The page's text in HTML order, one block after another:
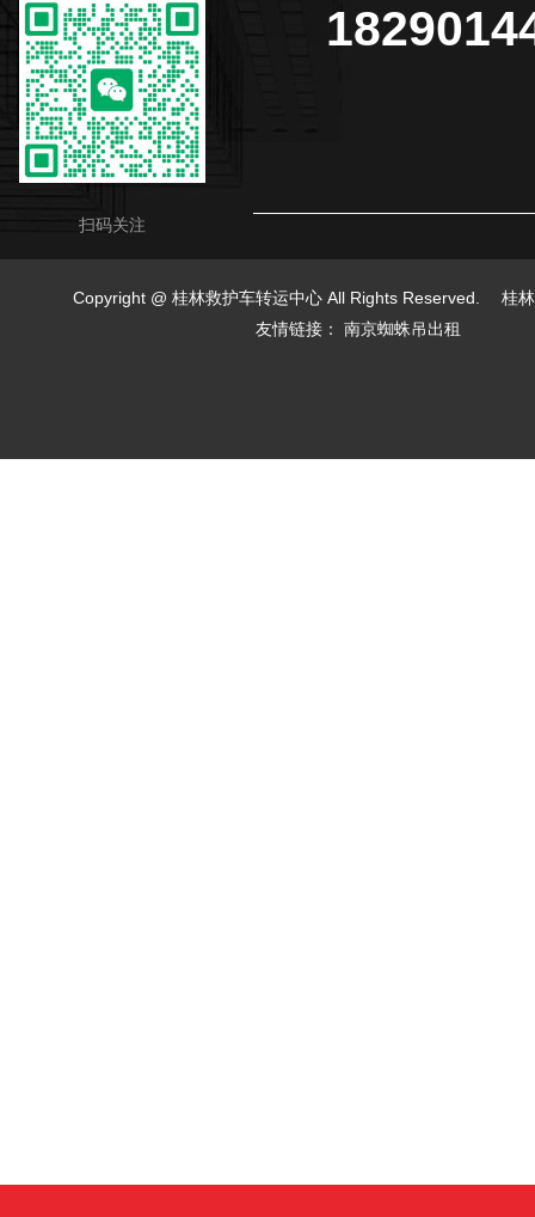
扫码关注
Copyright @ 桂林救护车转运中心 All Rights Reserved. 桂林
友情链接： 南京蜘蛛吊出租